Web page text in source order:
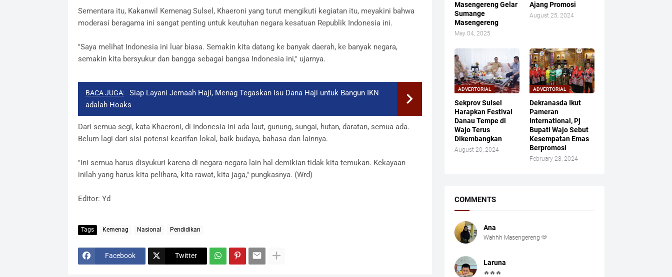
Sementara itu, Kakanwil Kemenag Sulsel, Khaeroni yang turut mengikuti kegiatan itu, meyakini bahwa
moderasi beragama ini sangat penting untuk keutuhan negara kesatuan Republik Indonesia ini.
"Saya melihat Indonesia ini luar biasa. Semakin kita datang ke banyak daerah, ke banyak negara,
semakin kita bersyukur dan bangga sebagai bangsa Indonesia ini," ujarnya.
BACA JUGA:
Siap Layani Jemaah Haji, Menag Tegaskan Isu Dana Haji untuk Bangun IKN
adalah Hoaks
Dari semua segi, kata Khaeroni, di Indonesia ini ada laut, gunung, sungai, hutan, daratan, semua ada.
Belum lagi dari sisi potensi kearifan lokal, baik budaya, bahasa dan lainnya.
"Ini semua harus disyukuri karena di negara-negara lain hal demikian tidak kita temukan. Kekayaan
inilah yang harus kita pelihara, kita rawat, kita jaga," pungkasnya. (Wrd)
Editor: Yd
Tags Kemenag Nasional Pendidikan
Facebook Twitter
Masengereng Gelar
Sumange
Masengereng
May 04, 2025
Ajang Promosi
August 25, 2024
ADVERTORIAL
Sekprov Sulsel
Harapkan Festival
Danau Tempe di
Wajo Terus
Dikembangkan
August 20, 2024
ADVERTORIAL
Dekranasda Ikut
Pameran
International, Pj
Bupati Wajo Sebut
Kesempatan Emas
Berpromosi
February 28, 2024
COMMENTS
Ana
Wahhh Masengereng 🫶
Laruna
🔥🔥🔥